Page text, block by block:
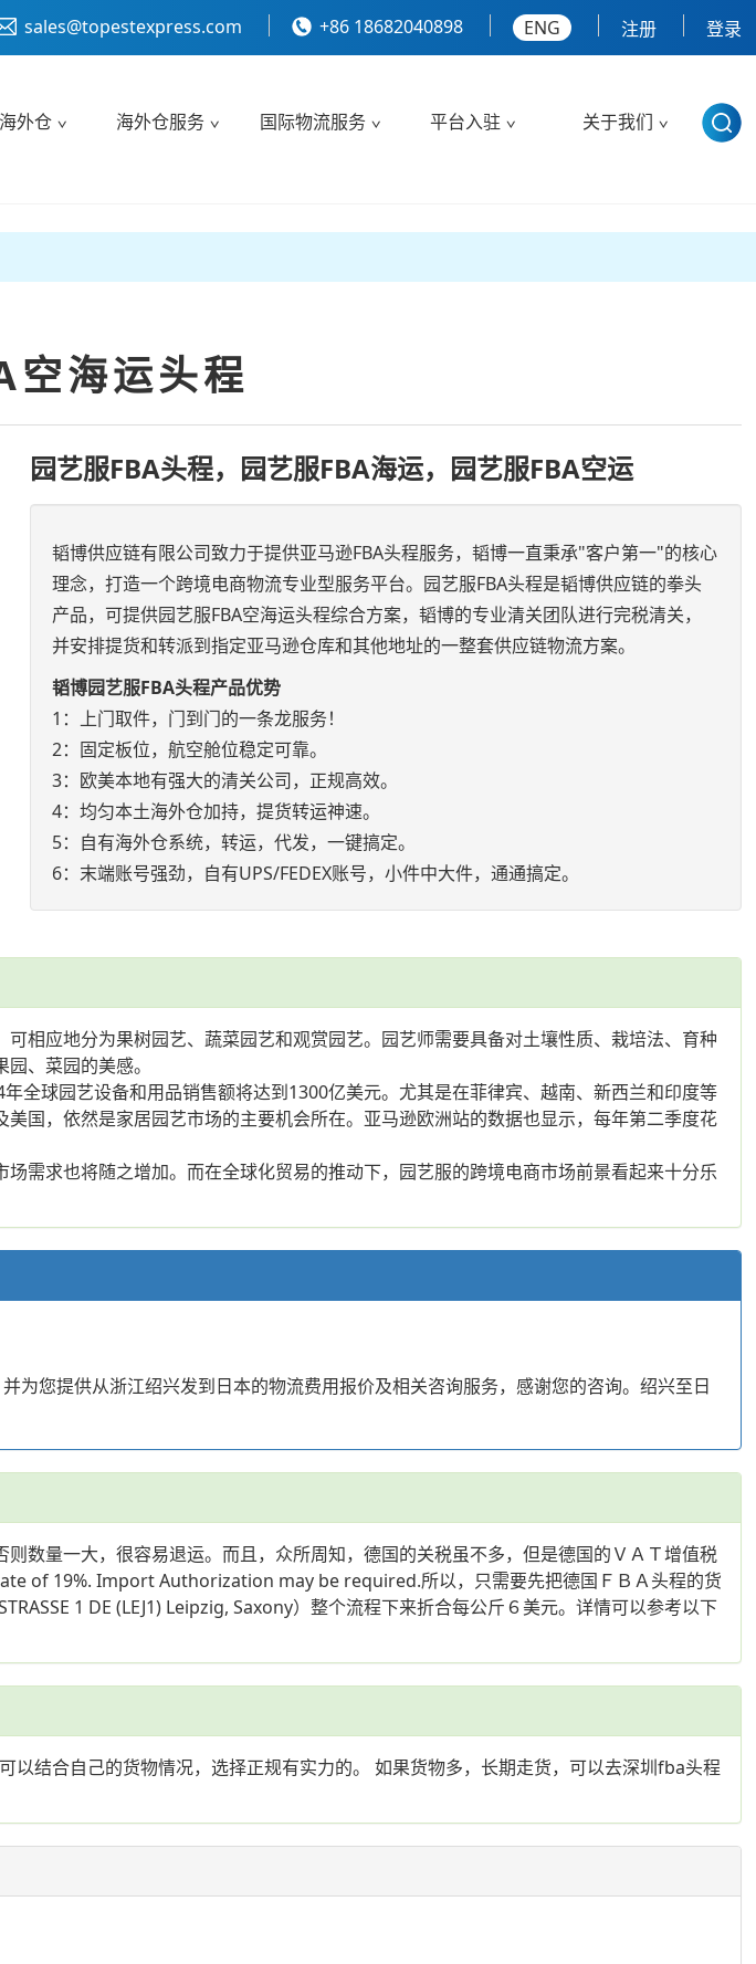
sales@topestexpress.com +86 18682040898 ENG 注册 登录
外仓 海外仓服务 国际物流服务 平台入驻 关于我们
空海运头程
园艺服FBA头程，园艺服FBA海运，园艺服FBA空运
韬博供应链有限公司致力于提供亚马逊FBA头程服务，韬博一直秉承"客户第一"的核心
理念，打造一个跨境电商物流专业型服务平台。园艺服FBA头程是韬博供应链的拳头
产品，可提供园艺服FBA空海运头程综合方案，韬博的专业清关团队进行完税清关，
并安排提货和转派到指定亚马逊仓库和其他地址的一整套供应链物流方案。
韬博园艺服FBA头程产品优势
1：上门取件，门到门的一条龙服务！
2：固定板位，航空舱位稳定可靠。
3：欧美本地有强大的清关公司，正规高效。
4：均匀本土海外仓加持，提货转运神速。
5：自有海外仓系统，转运，代发，一键搞定。
6：末端账号强劲，自有UPS/FEDEX账号，小件中大件，通通搞定。
相应地分为果树园艺、蔬菜园艺和观赏园艺。园艺师需要具备对土壤性质、栽培法、育种
、菜园的美感。
全球园艺设备和用品销售额将达到1300亿美元。尤其是在菲律宾、越南、新西兰和印度等
国，依然是家居园艺市场的主要机会所在。亚马逊欧洲站的数据也显示，每年第二季度花
需求也将随之增加。而在全球化贸易的推动下，园艺服的跨境电商市场前景看起来十分乐
您提供从浙江绍兴发到日本的物流费用报价及相关咨询服务，感谢您的咨询。绍兴至日
数量一大，很容易退运。而且，众所周知，德国的关税虽不多，但是德国的ＶＡＴ增值税
of 19%. Import Authorization may be required.所以，只需要先把德国ＦＢＡ头程的货
1 DE (LEJ1) Leipzig, Saxony）整个流程下来折合每公斤６美元。详情可以参考以下
结合自己的货物情况，选择正规有实力的。 如果货物多，长期走货，可以去深圳fba头程